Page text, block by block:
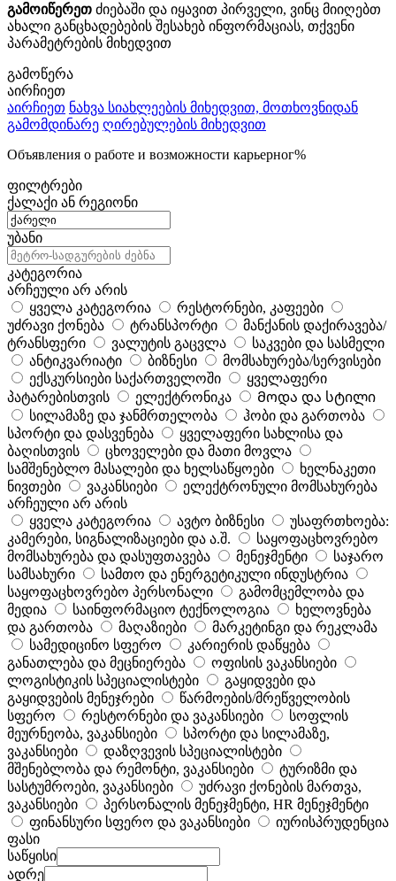
გამოიწერეთ ძიებაში და იყავით პირველი, ვინც მიიღებთ
ახალი განცხადებების შესახებ ინფორმაციას, თქვენი
პარამეტრების მიხედვით
გამოწერა
აირჩიეთ
აირჩიეთ ნახვა სიახლეების მიხედვით, მოთხოვნიდან
გამომდინარე ღირებულების მიხედვით
Объявления о работе и возможности карьерног%
ფილტრები
ქალაქი ან რეგიონი
უბანი
კატეგორია
არჩეული არ არის
ყველა კატეგორია
რესტორნები, კაფეები
უძრავი ქონება
ტრანსპორტი
მანქანის დაქირავება/
ტრანსფერი
ვალუტის გაცვლა
საკვები და სასმელი
ანტიკვარიატი
ბიზნესი
მომსახურება/სერვისები
ექსკურსიები საქართველოში
ყველაფერი
პატარებისთვის
ელექტრონიკა
Მოდა და სტილი
სილამაზე და ჯანმრთელობა
ჰობი და გართობა
სპორტი და დასვენება
ყველაფერი სახლისა და
ბაღისთვის
ცხოველები და მათი მოვლა
სამშენებლო მასალები და ხელსაწყოები
ხელნაკეთი
ნივთები
ვაკანსიები
ელექტრონული მომსახურება
არჩეული არ არის
ყველა კატეგორია
ავტო ბიზნესი
უსაფრთხოება:
კამერები, სიგნალიზაციები და ა.შ.
საყოფაცხოვრებო
მომსახურება და დასუფთავება
მენეჯმენტი
საჯარო
სამსახური
სამთო და ენერგეტიკული ინდუსტრია
საყოფაცხოვრებო პერსონალი
გამომცემლობა და
მედია
საინფორმაციო ტექნოლოგია
ხელოვნება
და გართობა
მაღაზიები
მარკეტინგი და რეკლამა
სამედიცინო სფერო
კარიერის დაწყება
განათლება და მეცნიერება
ოფისის ვაკანსიები
ლოგისტიკის სპეციალისტები
გაყიდვები და
გაყიდვების მენეჯრები
წარმოების/მრეწველობის
სფერო
რესტორნები და ვაკანსიები
სოფლის
მეურნეობა, ვაკანსიები
სპორტი და სილამაზე,
ვაკანსიები
დაზღვევის სპეციალისტები
მშენებლობა და რემონტი, ვაკანსიები
ტურიზმი და
სასტუმროები, ვაკანსიები
უძრავი ქონების მართვა,
ვაკანსიები
პერსონალის მენეჯმენტი, HR მენეჯმენტი
ფინანსური სფერო და ვაკანსიები
იურისპრუდენცია
ფასი
საწყისი
ადრე